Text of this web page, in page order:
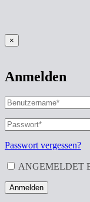
×
Anmelden
BENUTZERNAME
ODER
E-
MAIL-
ADRESSE*
ERFORDERLICH
PASSWORT
ERFORDERLICH
Passwort vergessen?
ANGEMELDET
Anmelden